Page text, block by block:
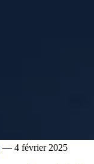
— 4 février 2025